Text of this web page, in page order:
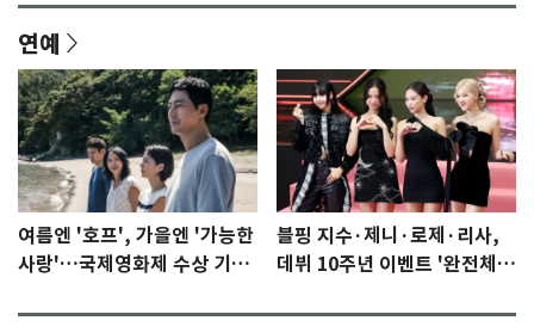
연예
여름엔 '호프', 가을엔 '가능한
사랑'…국제영화제 수상 기대
블핑 지수·제니·로제·리사,
데뷔 10주년 이벤트 '완전체'